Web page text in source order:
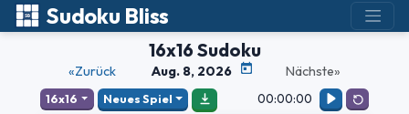
Sudoku Bliss
16x16 Sudoku
«Zurück Aug. 8, 2026 Nächste»
16x16 Neues Spiel 00:00:00